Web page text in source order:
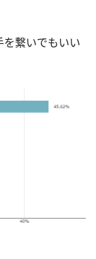
繋いでもいい